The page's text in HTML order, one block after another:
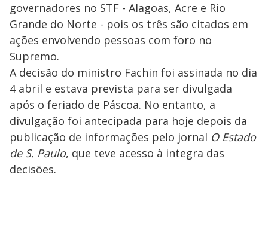
governadores no STF - Alagoas, Acre e Rio
Grande do Norte - pois os três são citados em
ações envolvendo pessoas com foro no
Supremo.
A decisão do ministro Fachin foi assinada no dia
4 abril e estava prevista para ser divulgada
após o feriado de Páscoa. No entanto, a
divulgação foi antecipada para hoje depois da
publicação de informações pelo jornal O Estado
de S. Paulo, que teve acesso à integra das
decisões.